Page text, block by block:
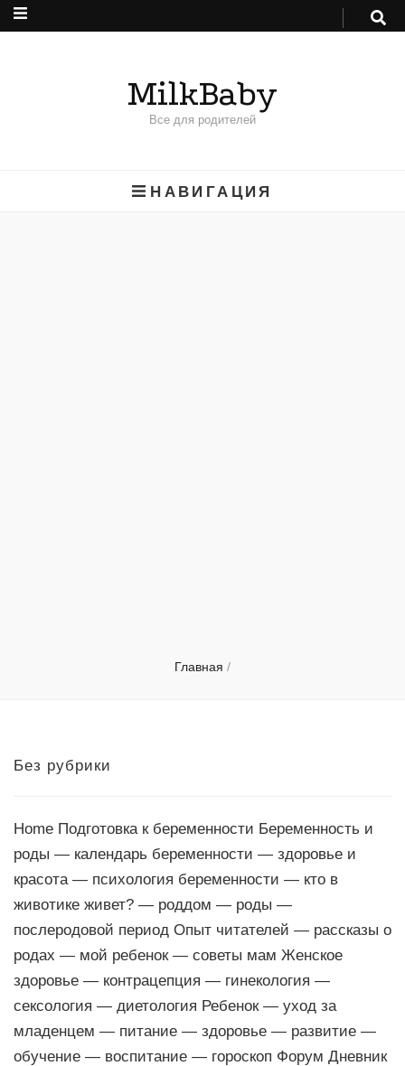
MilkBaby
Все для родителей
НАВИГАЦИЯ
Главная /
Без рубрики
Home Подготовка к беременности Беременность и
роды — календарь беременности — здоровье и
красота — психология беременности — кто в
животике живет? — роддом — роды —
послеродовой период Опыт читателей — рассказы о
родах — мой ребенок — советы мам Женское
здоровье — контрацепция — гинекология —
сексология — диетология Ребенок — уход за
младенцем — питание — здоровье — развитие —
обучение — воспитание — гороскоп Форум Дневник